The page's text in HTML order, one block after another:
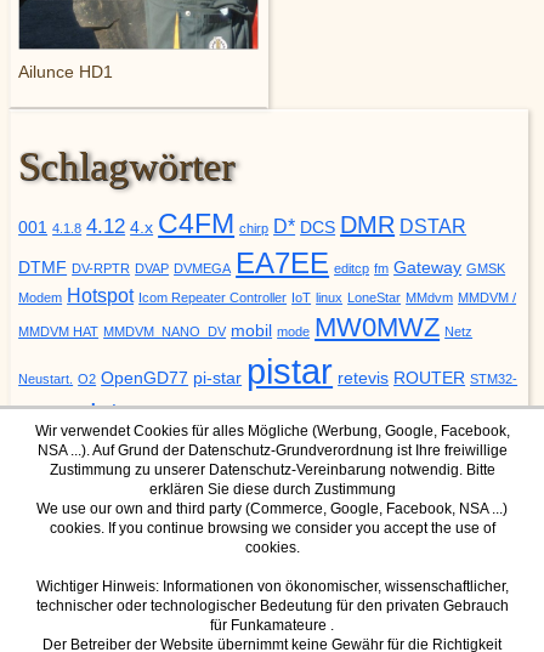
Ailunce HD1
Schlagwörter
001 4.1.8 4.12 4.x C4FM chirp D* DCS DMR DSTAR
DTMF DV-RPTR DVAP DVMEGA EA7EE editcp fm Gateway GMSK
Modem Hotspot Icom Repeater Controller IoT linux LoneStar MMdvm MMDVM /
MMDVM HAT MMDVM_NANO_DV mobil mode MW0MWZ Netz
Neustart. O2 OpenGD77 pi-star pistar retevis ROUTER STM32-
update YSF
DMR Mode
IPSC2 Dashboard für Hotspot
IPSC2 Dashboard für Hamnet
(nur über Hamnet erreichbar)
YSF Mode
Wir verwendet Cookies für alles Mögliche (Werbung, Google, Facebook,
NSA ...). Auf Grund der Datenschutz-Grundverordnung ist Ihre freiwillige
Zustimmung zu unserer Datenschutz-Vereinbarung notwendig. Bitte
erklären Sie diese durch Zustimmung
We use our own and third party (Commerce, Google, Facebook, NSA ...)
cookies. If you continue browsing we consider you accept the use of
cookies.
Wichtiger Hinweis: Informationen von ökonomischer, wissenschaftlicher,
technischer oder technologischer Bedeutung für den privaten Gebrauch
für Funkamateure .
Der Betreiber der Website übernimmt keine Gewähr für die Richtigkeit